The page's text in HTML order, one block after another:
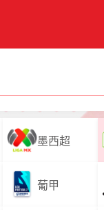
墨西超
葡甲